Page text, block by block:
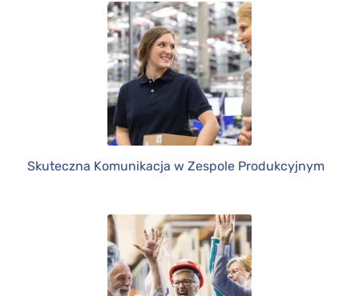
Skuteczna Komunikacja w Zespole Produkcyjnym